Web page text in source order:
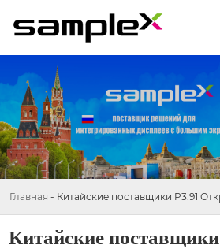
Главная - Китайские поставщики P3.91
Китайские поставщики